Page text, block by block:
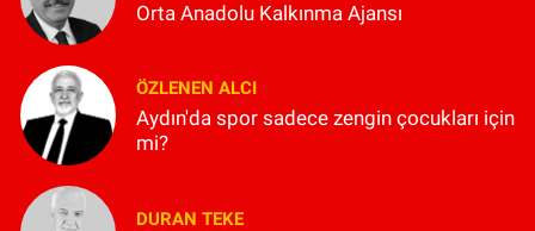
Orta Anadolu Kalkınma Ajansı
ÖZLENEN ALCI
Aydın'da spor sadece zengin çocukları için
mi?
DURAN TEKE